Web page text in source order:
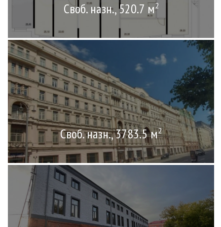
Своб. назн., 520.7 м2
Своб. назн., 3783.5 м2